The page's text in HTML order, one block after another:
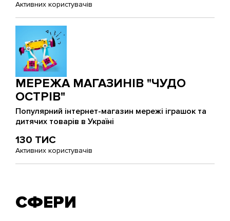
Активних користувачів
МЕРЕЖА МАГАЗИНІВ "ЧУДО
ОСТРІВ"
Популярний інтернет-магазин мережі іграшок та
дитячих товарів в Україні
130 ТИС
Активних користувачів
СФЕРИ